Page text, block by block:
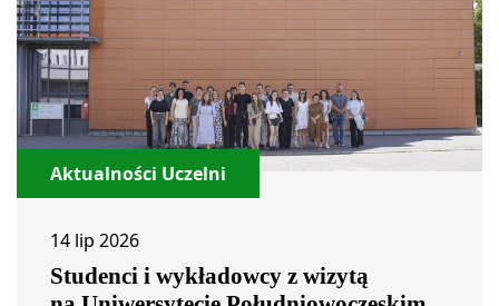
Aktualności Uczelni
14 lip 2026
Studenci i wykładowcy z wizytą